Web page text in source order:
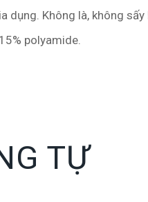
Không là, không
polyamide.
TỰ